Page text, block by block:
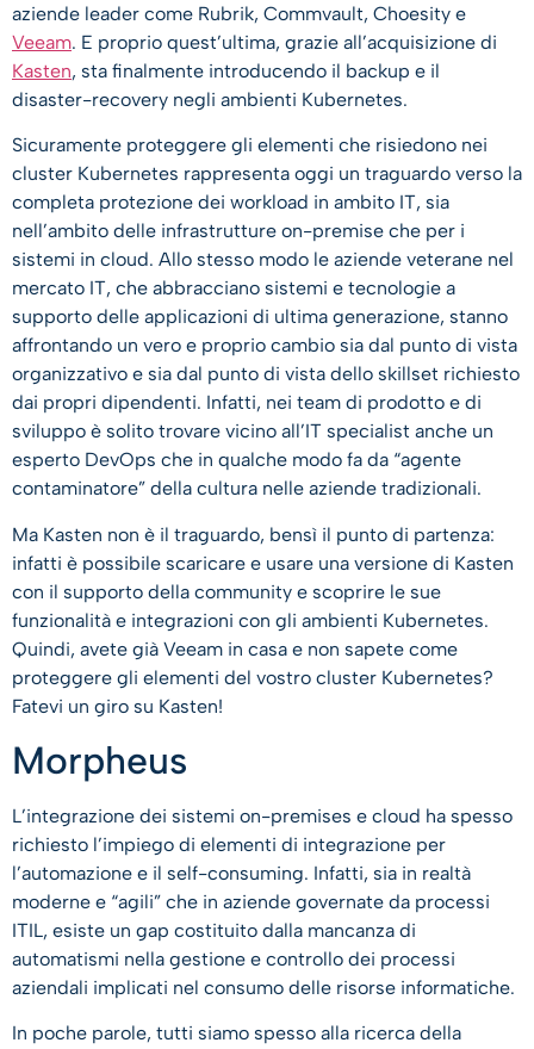
aziende leader come Rubrik, Commvault, Choesity e
Veeam. E proprio quest’ultima, grazie all’acquisizione di
Kasten, sta finalmente introducendo il backup e il
disaster-recovery negli ambienti Kubernetes.
Sicuramente proteggere gli elementi che risiedono nei
cluster Kubernetes rappresenta oggi un traguardo verso la
completa protezione dei workload in ambito IT, sia
nell’ambito delle infrastrutture on-premise che per i
sistemi in cloud. Allo stesso modo le aziende veterane nel
mercato IT, che abbracciano sistemi e tecnologie a
supporto delle applicazioni di ultima generazione, stanno
affrontando un vero e proprio cambio sia dal punto di vista
organizzativo e sia dal punto di vista dello skillset richiesto
dai propri dipendenti. Infatti, nei team di prodotto e di
sviluppo è solito trovare vicino all’IT specialist anche un
esperto DevOps che in qualche modo fa da “agente
contaminatore” della cultura nelle aziende tradizionali.
Ma Kasten non è il traguardo, bensì il punto di partenza:
infatti è possibile scaricare e usare una versione di Kasten
con il supporto della community e scoprire le sue
funzionalità e integrazioni con gli ambienti Kubernetes.
Quindi, avete già Veeam in casa e non sapete come
proteggere gli elementi del vostro cluster Kubernetes?
Fatevi un giro su Kasten!
Morpheus
L’integrazione dei sistemi on-premises e cloud ha spesso
richiesto l’impiego di elementi di integrazione per
l’automazione e il self-consuming. Infatti, sia in realtà
moderne e “agili” che in aziende governate da processi
ITIL, esiste un gap costituito dalla mancanza di
automatismi nella gestione e controllo dei processi
aziendali implicati nel consumo delle risorse informatiche.
In poche parole, tutti siamo spesso alla ricerca della